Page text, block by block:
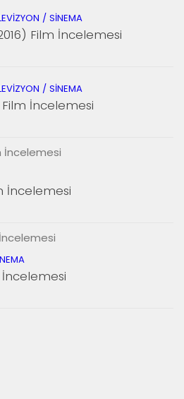
/ SINEMA
Film İncelemesi
/ SINEMA
İncelemesi
İncelemesi